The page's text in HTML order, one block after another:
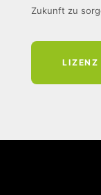
Zukunft zu
LIZENZ